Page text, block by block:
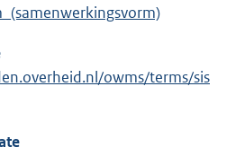
owms/terms/sis